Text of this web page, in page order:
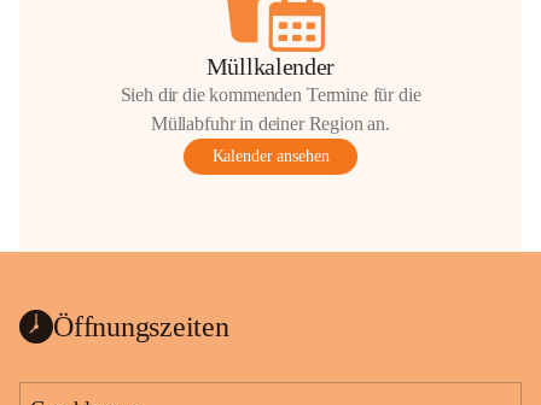
Müllkalender
Sieh dir die kommenden Termine für die
Müllabfuhr in deiner Region an.
Kalender ansehen
Öffnungszeiten